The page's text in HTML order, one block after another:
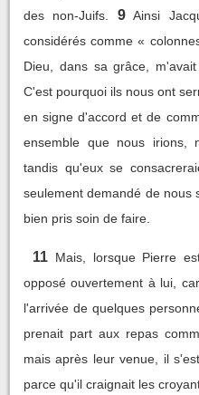
des non-Juifs. 9 Ainsi
considérés comme «
Dieu, dans sa grâce,
C'est pourquoi ils nous ont
en signe d'accord et de
ensemble que nous irions,
tandis qu'eux se
seulement demandé de nous
bien pris soin de faire.
11 Mais, lorsque Pierre
opposé ouvertement à lui,
l'arrivée de quelques
prenait part aux repas
mais après leur venue, il
parce qu'il craignait les